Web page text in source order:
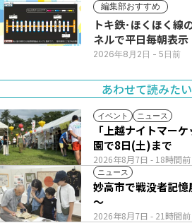
編集部おすすめ
トキ鉄･ほくほく線の運行案
ネルで平日毎朝表示
2026年8月2日 - 5日前
あわせて読みた
イベント ニュース
2026年8月7日 - 18時間前
「上越ナイトマー
園で8日(土)まで
ニュース
2026年8月7日 - 21時間前
妙高市で戦没者記
～